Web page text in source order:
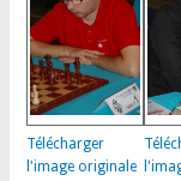
Télécharger
l'image originale